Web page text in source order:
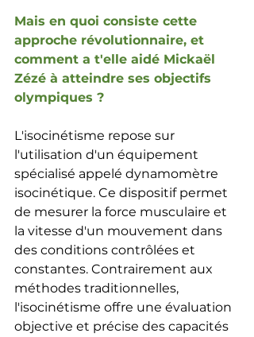
Mais en quoi consiste cette
approche révolutionnaire, et
comment a t'elle aidé Mickaël
Zézé à atteindre ses objectifs
olympiques ?
L'isocinétisme repose sur
l'utilisation d'un équipement
spécialisé appelé dynamomètre
isocinétique. Ce dispositif permet
de mesurer la force musculaire et
la vitesse d'un mouvement dans
des conditions contrôlées et
constantes. Contrairement aux
méthodes traditionnelles,
l'isocinétisme offre une évaluation
objective et précise des capacités